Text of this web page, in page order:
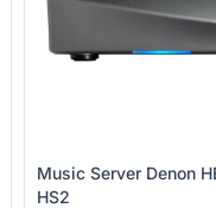
Music Server Denon
HS2